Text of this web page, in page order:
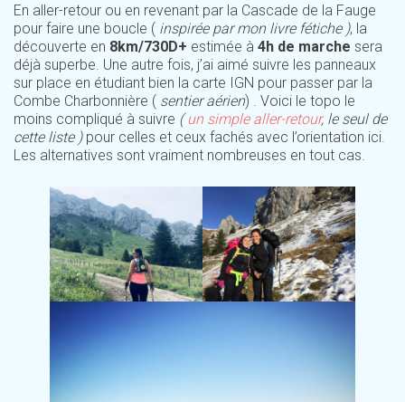
En aller-retour ou en revenant par la Cascade de la Fauge
pour faire une boucle ( inspirée par mon livre fétiche ), la
découverte en 8km/730D+ estimée à 4h de marche sera
déjà superbe. Une autre fois, j’ai aimé suivre les panneaux
sur place en étudiant bien la carte IGN pour passer par la
Combe Charbonnière ( sentier aérien) . Voici le topo le
moins compliqué à suivre (un simple aller-retour, le seul de
cette liste ) pour celles et ceux fachés avec l’orientation ici.
Les alternatives sont vraiment nombreuses en tout cas.